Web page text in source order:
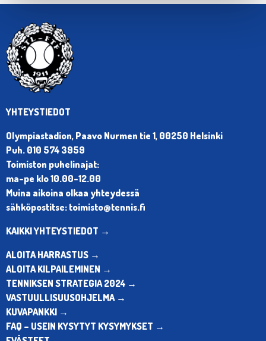
YHTEYSTIEDOT
Olympiastadion, Paavo Nurmen tie 1, 00250 Helsinki
Puh. 010 574 3959
Toimiston puhelinajat:
ma-pe klo 10.00-12.00
Muina aikoina olkaa yhteydessä
sähköpostitse: toimisto@tennis.fi
KAIKKI YHTEYSTIEDOT →
ALOITA HARRASTUS →
ALOITA KILPAILEMINEN →
TENNIKSEN STRATEGIA 2024 →
VASTUULLISUUSOHJELMA →
KUVAPANKKI →
FAQ – USEIN KYSYTYT KYSYMYKSET →